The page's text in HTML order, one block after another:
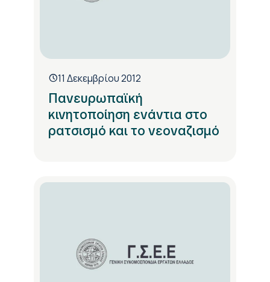
11 Δεκεμβρίου 2012
Πανευρωπαϊκή
κινητοποίηση ενάντια στο
ρατσισμό και το νεοναζισμό